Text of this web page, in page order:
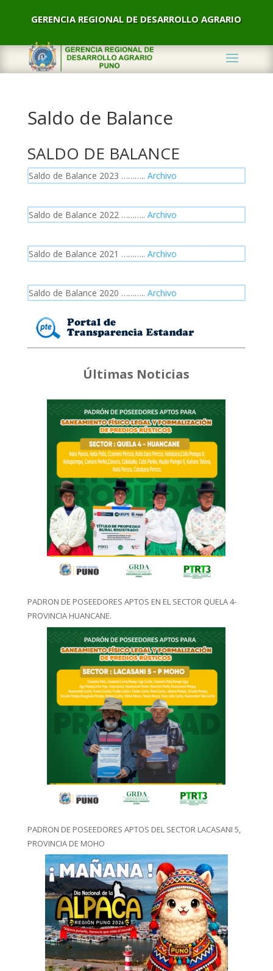
GERENCIA REGIONAL DE DESARROLLO AGRARIO
Saldo de Balance
SALDO DE BALANCE
Saldo de Balance 2023 ……….. Archivo
Saldo de Balance 2022 ……….. Archivo
Saldo de Balance 2021 ……….. Archivo
Saldo de Balance 2020 ……….. Archivo
Últimas Noticias
PADRON DE POSEEDORES APTOS EN EL SECTOR QUELA 4-
PROVINCIA HUANCANE.
PADRON DE POSEEDORES APTOS DEL SECTOR LACASANI 5,
PROVINCIA DE MOHO